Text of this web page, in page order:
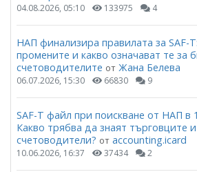
04.08.2026, 05:10 133975 4
НАП финализира правилата за SAF-
промените и какво означават те за
счетоводителите от Жана Белева
06.07.2026, 15:30 66830 9
SAF-T файл при поискване от НАП в
Какво трябва да знаят търговците
счетоводители? от accounting.icard
10.06.2026, 16:37 37434 2